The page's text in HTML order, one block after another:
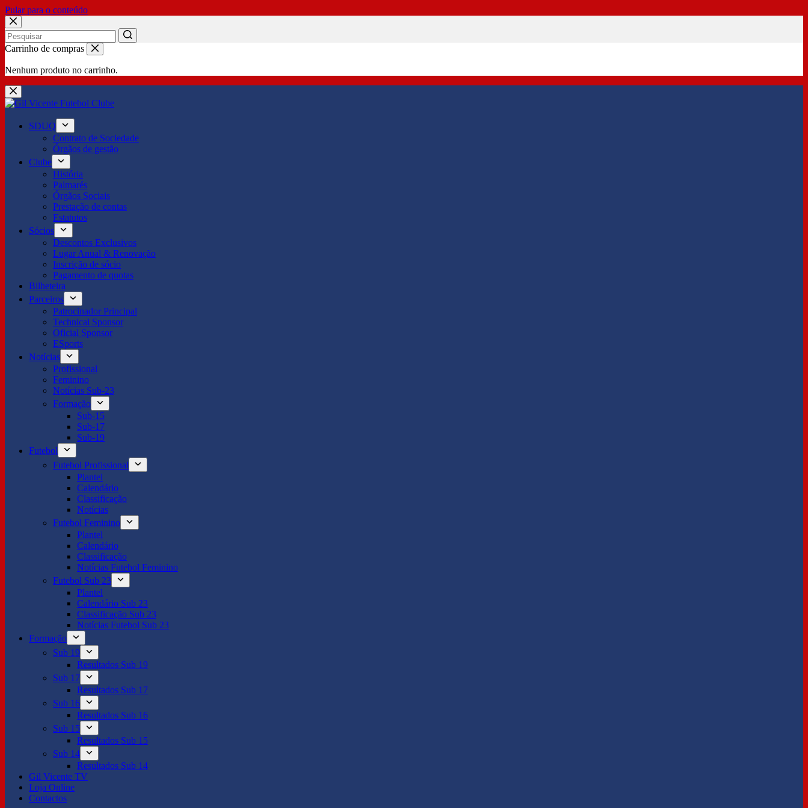
Pular para o conteúdo
No
Carrinho de compras
Nenhum produto no carrinho.
SDUQ
Contrato de Sociedade
Órgãos de gestão
Clube
História
Palmarés
Órgãos Sociais
Prestação de contas
Estatutos
Sócios
Descontos Exclusivos
Lugar Anual & Renovação
Inscrição de sócio
Pagamento de quotas
Bilheteira
Parceiros
Patrocinador Principal
Technical Sponsor
Oficial Sponsor
ESports
Notícias
Profissional
Feminino
Notícias Sub-23
Formação
Sub-15
Sub-17
Sub-19
Futebol
Futebol Profissional
Plantel
Calendário
Classificação
Notícias
Futebol Feminino
Plantel
Calendário
Classificação
Notícias Futebol Feminino
Futebol Sub 23
Plantel
Calendário Sub 23
Classificação Sub 23
Notícias Futebol Sub 23
Formação
Sub 19
Resultados Sub 19
Sub 17
Resultados Sub 17
Sub 16
Resultados Sub 16
Sub 15
Resultados Sub 15
Sub 14
Resultados Sub 14
Gil Vicente TV
Loja Online
Contactos